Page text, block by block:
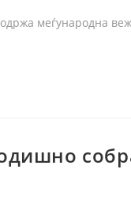
меѓународна